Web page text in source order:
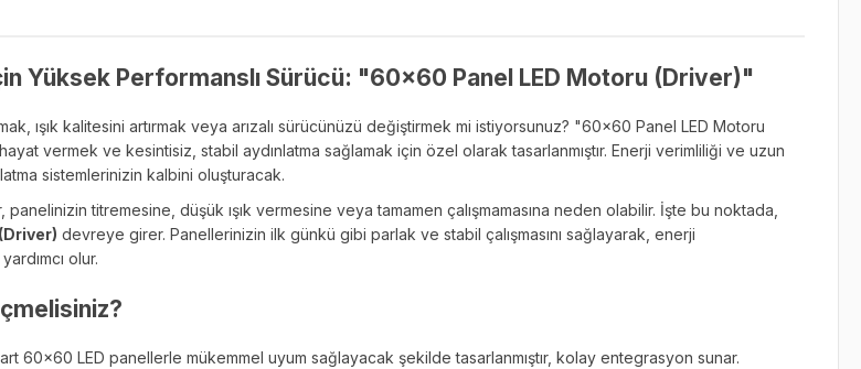
Yüksek Performanslı Sürücü: "60x60 Panel LED Motoru (Driver)"
ışık kalitesini artırmak veya arızalı sürücünüzü değiştirmek mi istiyorsunuz? "60x60 Panel LED Motoru
vermek ve kesintisiz, stabil aydınlatma sağlamak için özel olarak tasarlanmıştır. Enerji verimliliği ve uzun
sistemlerinizin kalbini oluşturacak.
panelinizin titremesine, düşük ışık vermesine veya tamamen çalışmamasına neden olabilir. İşte bu noktada,
devreye girer. Panellerinizin ilk günkü gibi parlak ve stabil çalışmasını sağlayarak, enerji
olur.
60x60 LED panellerle mükemmel uyum sağlayacak şekilde tasarlanmıştır, kolay entegrasyon sunar.